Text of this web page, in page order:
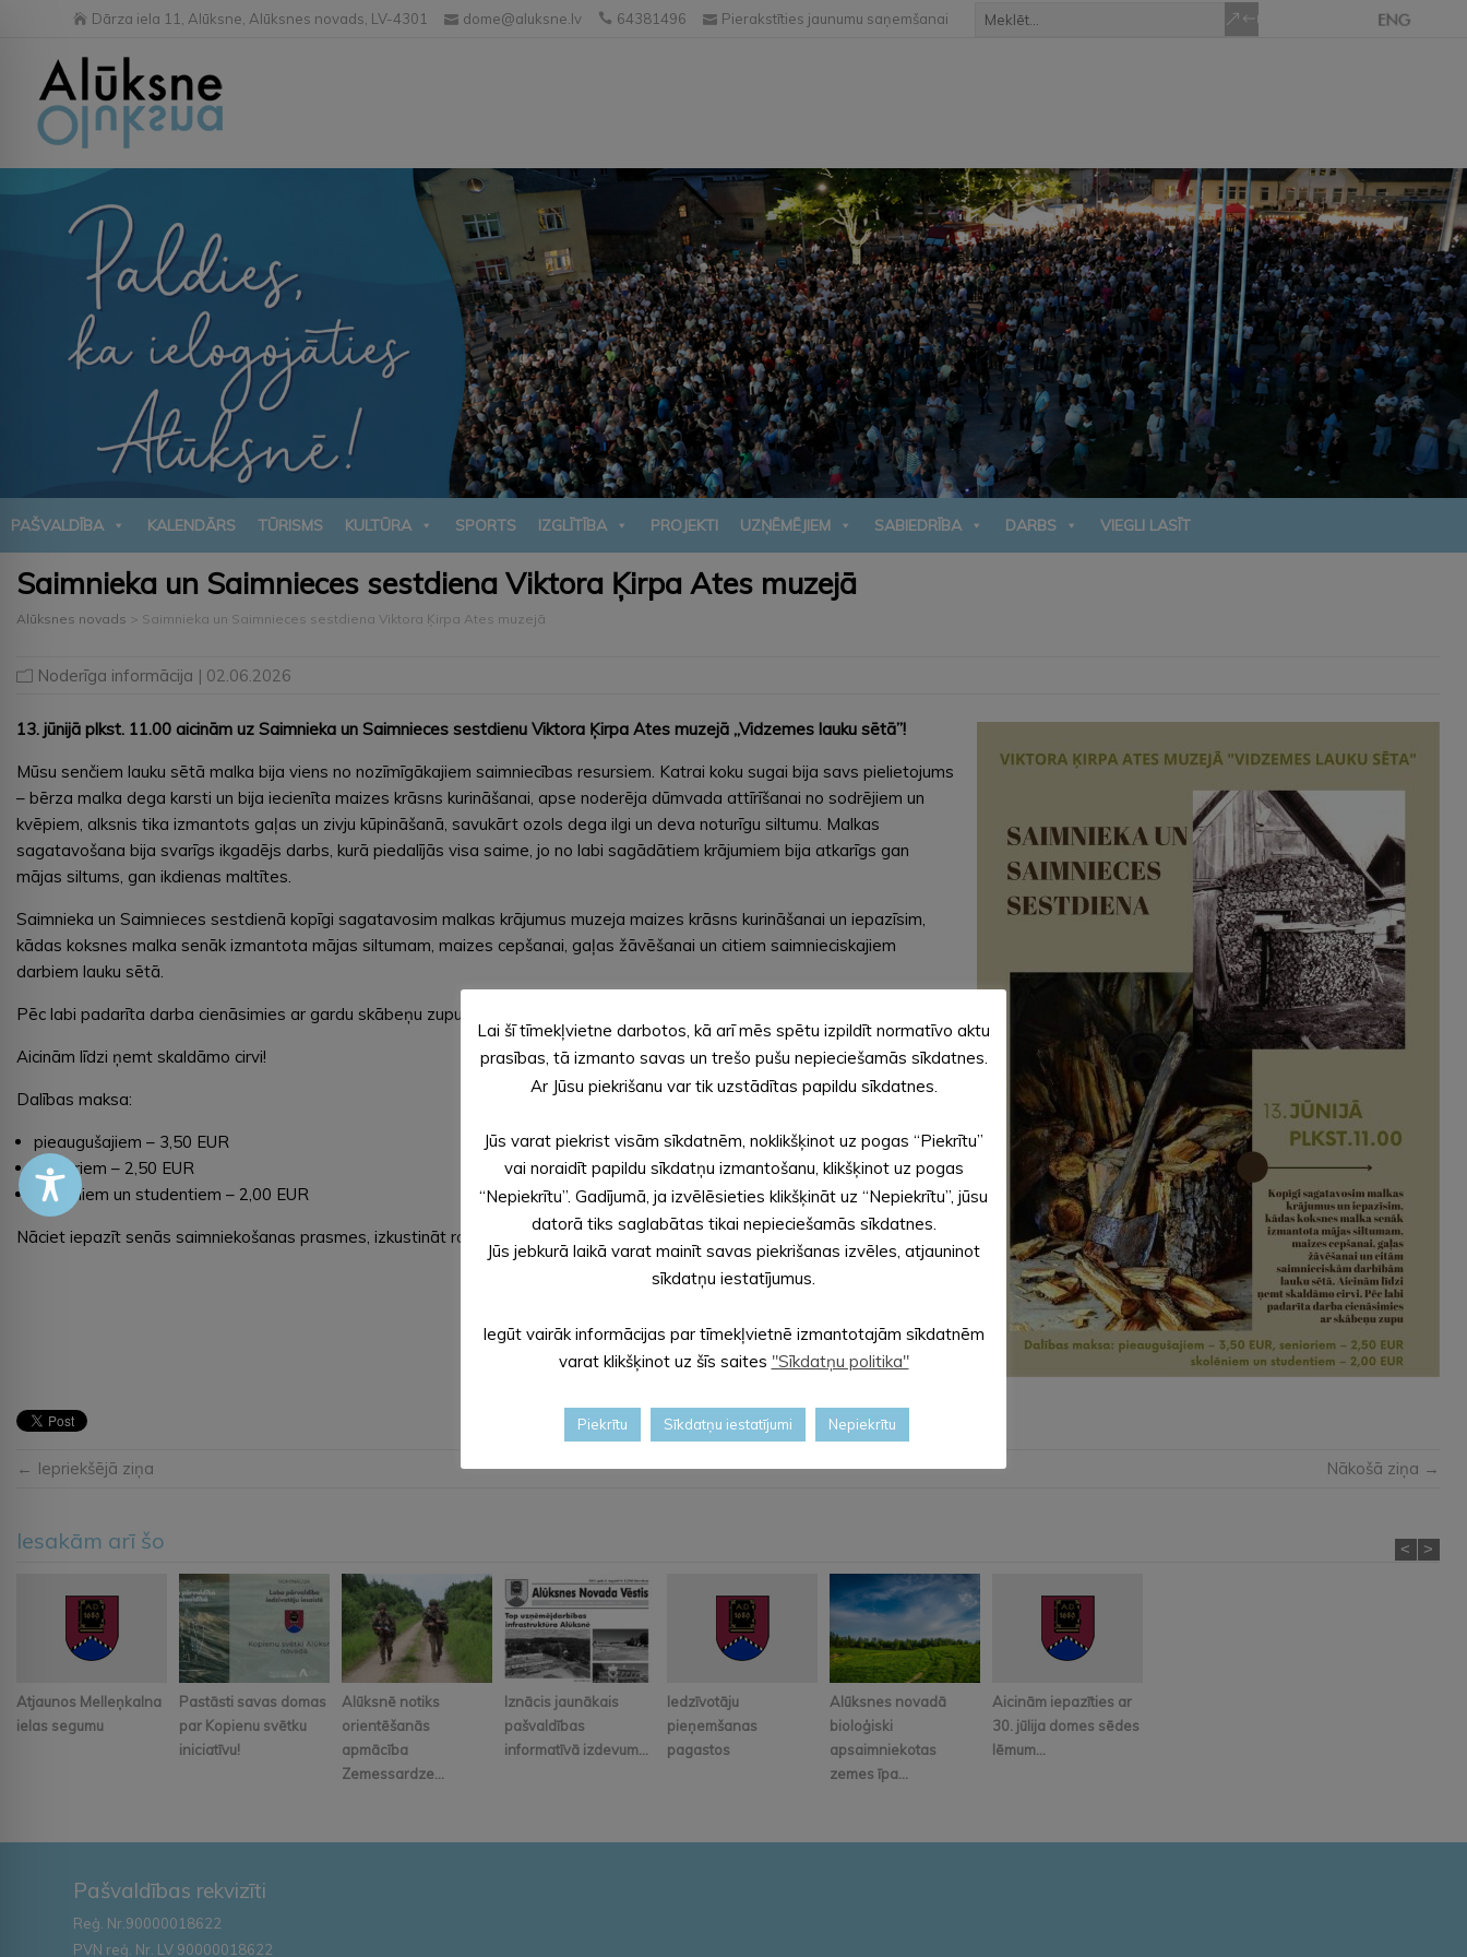
Dārza iela 11, Alūksne, Alūksnes novads, LV-4301 dome@aluksne.lv 64381496 Pierakstīties jaunumu saņemšanai
PAŠVALDĪBA KALENDĀRS TŪRISMS KULTŪRA SPORTS IZGLĪTĪBA PROJEKTI UZŅĒMĒJIEM SABIEDRĪBA DARBS VIEGLI LASĪT
Saimnieka un Saimnieces sestdiena Viktora Ķirpa Ates muzejā
Alūksnes novads > Saimnieka un Saimnieces sestdiena Viktora Ķirpa Ates muzejā
Noderīga informācija | 02.06.2026
13. jūnijā plkst. 11.00 aicinām uz Saimnieka un Saimnieces sestdienu Viktora Ķirpa Ates muzejā „Vidzemes lauku sētā”!
Mūsu senčiem lauku sētā malka bija viens no nozīmīgākajiem saimniecības resursiem. Katrai koku sugai bija savs pielietojums
– bērza malka dega karsti un bija iecienīta maizes krāsns kurināšanai, apse noderēja dūmvada attīrīšanai no sodrējiem un
kvēpiem, alksnis tika izmantots gaļas un zivju kūpināšanā, savukārt ozols dega ilgi un deva noturīgu siltumu. Malkas
sagatavošana bija svarīgs ikgadējs darbs, kurā piedalījās visa saime, jo no labi sagādātiem krājumiem bija atkarīgs gan
mājas siltums, gan ikdienas maltītes.
Saimnieka un Saimnieces sestdienā kopīgi sagatavosim malkas krājumus muzeja maizes krāsns kurināšanai un iepazīsim,
kādas koksnes malka senāk izmantota mājas siltumam, maizes cepšanai, gaļas žāvēšanai un citiem saimnieciskajiem
darbiem lauku sētā.
Pēc labi padarīta darba cienāsimies ar gardu skābeņu zupu.
Aicinām līdzi ņemt skaldāmo cirvi!
Dalības maksa:
pieaugušajiem – 3,50 EUR
senioriem – 2,50 EUR
skolēniem un studentiem – 2,00 EUR
Nāciet iepazīt senās saimniekošanas prasmes, izkustināt rokas un pavadīt dienu vēsturiskā lauku sētas gaisotnē!
← Iepriekšējā ziņa Nākošā ziņa →
Iesakām arī šo
Atjaunos Melleņkalna
ielas segumu
Pastāsti savas domas
par Kopienu svētku
iniciatīvu!
Alūksnē notiks
orientēšanās
apmācība
Zemessardze...
Iznācis jaunākais
pašvaldības
informatīvā izdevum...
Iedzīvotāju
pieņemšanas
pagastos
Alūksnes novadā
bioloģiski
apsaimniekotas
zemes īpa...
Aicinām iepazīties ar
30. jūlija domes sēdes
lēmum...
< >
Pašvaldības rekvizīti
Reģ. Nr.90000018622
PVN reģ. Nr. LV 90000018622
Lai šī tīmekļvietne darbotos, kā arī mēs spētu izpildīt normatīvo aktu
prasības, tā izmanto savas un trešo pušu nepieciešamās sīkdatnes.
Ar Jūsu piekrišanu var tik uzstādītas papildu sīkdatnes.
Jūs varat piekrist visām sīkdatnēm, noklikšķinot uz pogas “Piekrītu”
vai noraidīt papildu sīkdatņu izmantošanu, klikšķinot uz pogas
“Nepiekrītu”. Gadījumā, ja izvēlēsieties klikšķināt uz “Nepiekrītu”, jūsu
datorā tiks saglabātas tikai nepieciešamās sīkdatnes.
Jūs jebkurā laikā varat mainīt savas piekrišanas izvēles, atjauninot
sīkdatņu iestatījumus.
Iegūt vairāk informācijas par tīmekļvietnē izmantotajām sīkdatnēm
varat klikšķinot uz šīs saites "Sīkdatņu politika"
Piekrītu Sīkdatņu iestatījumi Nepiekrītu